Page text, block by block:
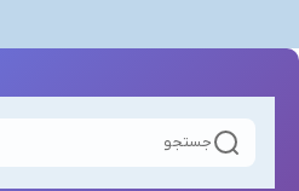
جستجو